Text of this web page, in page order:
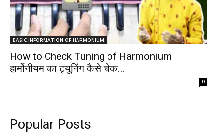
BASIC INFORMATION OF HARMONIUM
How to Check Tuning of Harmonium
हार्मोनीयम का ट्यूनिंग कैसे चेक...
- 0
Popular Posts